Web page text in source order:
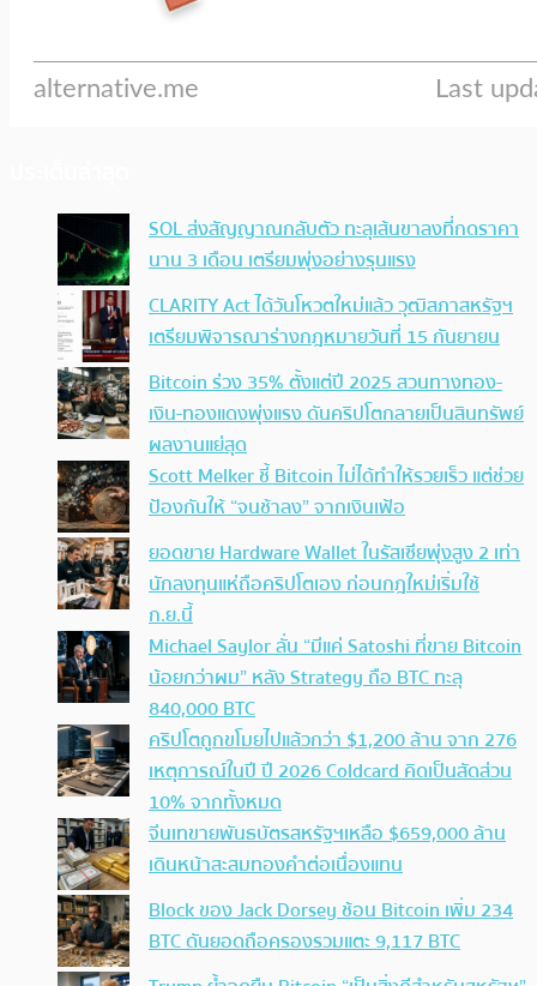
SOL ส่งสัญญาณกลับตัว ทะลุเส้นขาลงที่กดราคา
นาน 3 เดือน เตรียมพุ่งอย่างรุนแรง
CLARITY Act ได้วันโหวตใหม่แล้ว วุฒิสภาสหรัฐฯ
เตรียมพิจารณาร่างกฎหมายวันที่ 15 กันยายน
Bitcoin ร่วง 35% ตั้งแต่ปี 2025 สวนทางทอง-
เงิน-ทองแดงพุ่งแรง ดันคริปโตกลายเป็นสินทรัพย์
ผลงานแย่สุด
Scott Melker ชี้ Bitcoin ไม่ได้ทำให้รวยเร็ว แต่ช่วย
ป้องกันให้ “จนช้าลง” จากเงินเฟ้อ
ยอดขาย Hardware Wallet ในรัสเซียพุ่งสูง 2 เท่า
นักลงทุนแห่ถือคริปโตเอง ก่อนกฎใหม่เริ่มใช้
ก.ย.นี้
Michael Saylor ลั่น “มีแค่ Satoshi ที่ขาย Bitcoin
น้อยกว่าผม” หลัง Strategy ถือ BTC ทะลุ
840,000 BTC
คริปโตถูกขโมยไปแล้วกว่า $1,200 ล้าน จาก 276
เหตุการณ์ในปี ปี 2026 Coldcard คิดเป็นสัดส่วน
10% จากทั้งหมด
จีนเทขายพันธบัตรสหรัฐฯเหลือ $659,000 ล้าน
เดินหน้าสะสมทองคำต่อเนื่องแทน
Block ของ Jack Dorsey ช้อน Bitcoin เพิ่ม 234
BTC ดันยอดถือครองรวมแตะ 9,117 BTC